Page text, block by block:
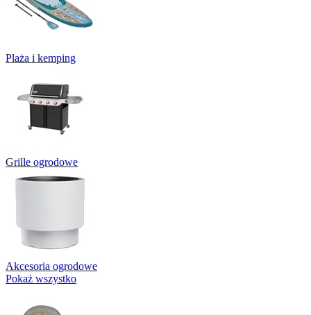
Plaża i kemping
Grille ogrodowe
Akcesoria ogrodowe
Pokaż wszystko